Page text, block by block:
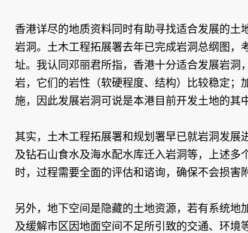
香港详尽的地质资料同时有助寻找适合发展的
岩洞。土木工程拓展署去年已完成岩洞总纲图
址。我认同邓丽君所指，香港十分适合发展岩洞
岩，它们的岩性（软硬程度、结构）比较稳定
施，因此发展岩洞可说是本港目前开发土地的其
其实，土木工程拓展署和规划署早已就岩洞发
及钻石山食水及海水配水库迁入岩洞等，上述
时，过程需要全面的评估和谘询，确保不会损害
另外，地下空间是隐藏的土地资源，若有系统
及缓解市区因地面空间不足所引致的交通、环境